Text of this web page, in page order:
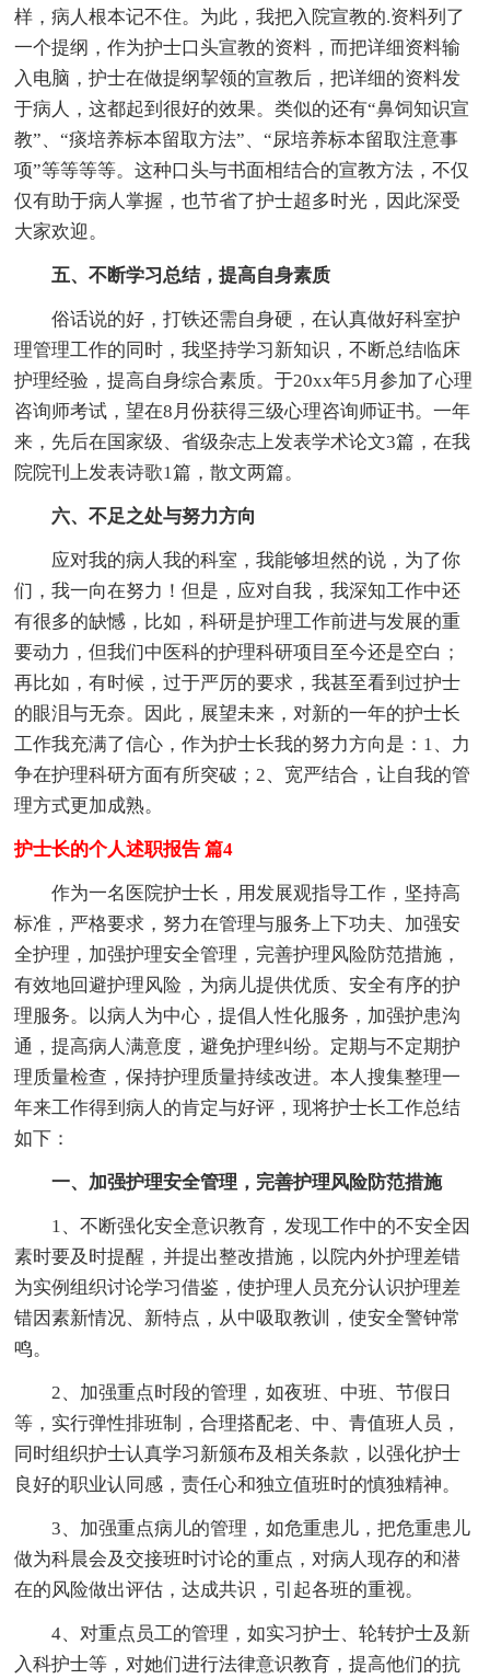
样，病人根本记不住。为此，我把入院宣教的.资料列了
一个提纲，作为护士口头宣教的资料，而把详细资料输
入电脑，护士在做提纲挈领的宣教后，把详细的资料发
于病人，这都起到很好的效果。类似的还有“鼻饲知识宣
教”、“痰培养标本留取方法”、“尿培养标本留取注意事
项”等等等等。这种口头与书面相结合的宣教方法，不仅
仅有助于病人掌握，也节省了护士超多时光，因此深受
大家欢迎。
五、不断学习总结，提高自身素质
俗话说的好，打铁还需自身硬，在认真做好科室护
理管理工作的同时，我坚持学习新知识，不断总结临床
护理经验，提高自身综合素质。于20xx年5月参加了心理
咨询师考试，望在8月份获得三级心理咨询师证书。一年
来，先后在国家级、省级杂志上发表学术论文3篇，在我
院院刊上发表诗歌1篇，散文两篇。
六、不足之处与努力方向
应对我的病人我的科室，我能够坦然的说，为了你
们，我一向在努力！但是，应对自我，我深知工作中还
有很多的缺憾，比如，科研是护理工作前进与发展的重
要动力，但我们中医科的护理科研项目至今还是空白；
再比如，有时候，过于严厉的要求，我甚至看到过护士
的眼泪与无奈。因此，展望未来，对新的一年的护士长
工作我充满了信心，作为护士长我的努力方向是：1、力
争在护理科研方面有所突破；2、宽严结合，让自我的管
理方式更加成熟。
护士长的个人述职报告 篇4
作为一名医院护士长，用发展观指导工作，坚持高
标准，严格要求，努力在管理与服务上下功夫、加强安
全护理，加强护理安全管理，完善护理风险防范措施，
有效地回避护理风险，为病儿提供优质、安全有序的护
理服务。以病人为中心，提倡人性化服务，加强护患沟
通，提高病人满意度，避免护理纠纷。定期与不定期护
理质量检查，保持护理质量持续改进。本人搜集整理一
年来工作得到病人的肯定与好评，现将护士长工作总结
如下：
一、加强护理安全管理，完善护理风险防范措施
1、不断强化安全意识教育，发现工作中的不安全因
素时要及时提醒，并提出整改措施，以院内外护理差错
为实例组织讨论学习借鉴，使护理人员充分认识护理差
错因素新情况、新特点，从中吸取教训，使安全警钟常
鸣。
2、加强重点时段的管理，如夜班、中班、节假日
等，实行弹性排班制，合理搭配老、中、青值班人员，
同时组织护士认真学习新颁布及相关条款，以强化护士
良好的职业认同感，责任心和独立值班时的慎独精神。
3、加强重点病儿的管理，如危重患儿，把危重患儿
做为科晨会及交接班时讨论的重点，对病人现存的和潜
在的风险做出评估，达成共识，引起各班的重视。
4、对重点员工的管理，如实习护士、轮转护士及新
入科护士等，对她们进行法律意识教育，提高他们的抗